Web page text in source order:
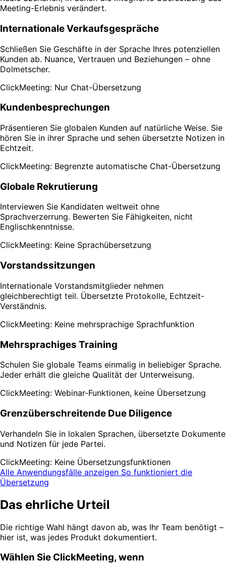
Meeting-Erlebnis verändert.
Internationale Verkaufsgespräche
Schließen Sie Geschäfte in der Sprache Ihres potenziellen
Kunden ab. Nuance, Vertrauen und Beziehungen – ohne
Dolmetscher.
ClickMeeting: Nur Chat-Übersetzung
Kundenbesprechungen
Präsentieren Sie globalen Kunden auf natürliche Weise. Sie
hören Sie in ihrer Sprache und sehen übersetzte Notizen in
Echtzeit.
ClickMeeting: Begrenzte automatische Chat-Übersetzung
Globale Rekrutierung
Interviewen Sie Kandidaten weltweit ohne
Sprachverzerrung. Bewerten Sie Fähigkeiten, nicht
Englischkenntnisse.
ClickMeeting: Keine Sprachübersetzung
Vorstandssitzungen
Internationale Vorstandsmitglieder nehmen
gleichberechtigt teil. Übersetzte Protokolle, Echtzeit-
Verständnis.
ClickMeeting: Keine mehrsprachige Sprachfunktion
Mehrsprachiges Training
Schulen Sie globale Teams einmalig in beliebiger Sprache.
Jeder erhält die gleiche Qualität der Unterweisung.
ClickMeeting: Webinar-Funktionen, keine Übersetzung
Grenzüberschreitende Due Diligence
Verhandeln Sie in lokalen Sprachen, übersetzte Dokumente
und Notizen für jede Partei.
ClickMeeting: Keine Übersetzungsfunktionen
Alle Anwendungsfälle anzeigen So funktioniert die
Übersetzung
Das ehrliche Urteil
Die richtige Wahl hängt davon ab, was Ihr Team benötigt –
hier ist, was jedes Produkt dokumentiert.
Wählen Sie ClickMeeting, wenn